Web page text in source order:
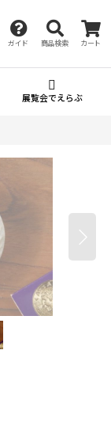
ガイド 商品検索 カート
展覧会でえらぶ